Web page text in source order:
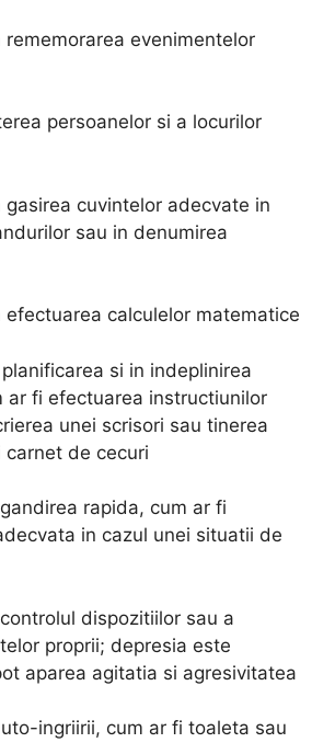
evenimentelor
persoanelor si a locurilor
cuvintelor adecvate in
sau in denumirea
calculelor matematice
si in indeplinirea
ar fi efectuarea instructiunilor
unei scrisori sau tinerea
carnet de cecuri
rapida, cum ar fi
in cazul unei situatii de
dispozitiilor sau a
proprii; depresia este
aparea agitatia si agresivitatea
ingriirii, cum ar fi toaleta sau